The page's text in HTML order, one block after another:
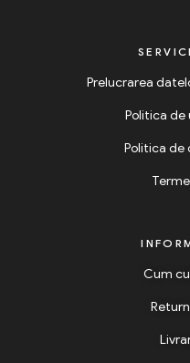
Prelucrarea
Politica de
Politica
Cum